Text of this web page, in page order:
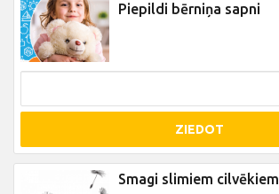
Piepildi bērniņa sapni
ZIEDOT
Smagi slimiem cilvēkiem